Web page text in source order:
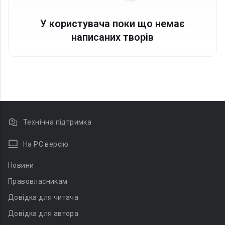
У користувача поки що немає
написаних творів
Технічна підтримка
На PC версію
Новини
Правовласникам
Довідка для читача
Довідка для автора